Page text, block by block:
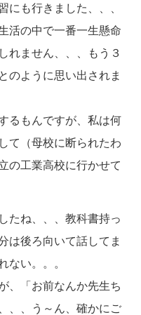
にも行きました、、、
活の中で一番一生懸命
れません、、、もう３
のように思い出されま
るもんですが、私は何
て（母校に断られたわ
の工業高校に行かせて
たね、、、教科書持っ
は後ろ向いて話してま
ない。。。
、「お前なんか先生ち
、、う～ん、確かにご